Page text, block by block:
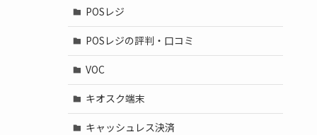
POSレジ
POSレジの評判・口コミ
VOC
キオスク端末
キャッシュレス決済